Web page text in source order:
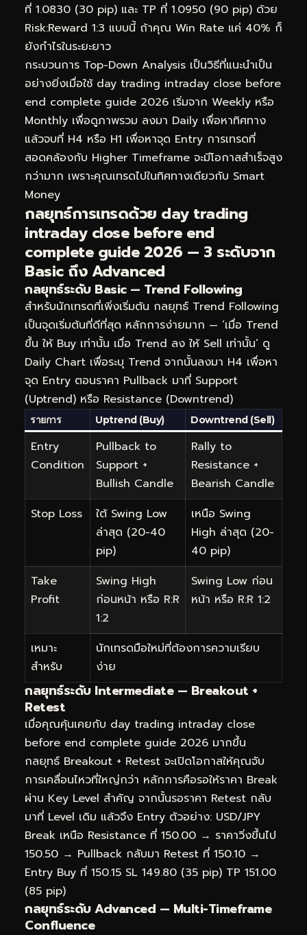
ที่ 1.0830 (30 pip) และ TP ที่ 1.0950 (90 pip) ด้วย
Risk:Reward 1:3 แบบนี้ ถ้าคุณ Win Rate แค่ 40% ก็
ยังกำไรในระยะยาว
กระบวนการ Top-Down Analysis เป็นวิธีที่แนะนำเป็น
อย่างยิ่งเมื่อใช้ day trading intraday close before
end complete guide 2026 เริ่มจาก Weekly หรือ
Monthly เพื่อดูภาพรวม ลงมา Daily เพื่อหาทิศทาง
แล้วจบที่ H4 หรือ H1 เพื่อหาจุด Entry การเทรดที่
สอดคล้องกับ Higher Timeframe จะมีโอกาสสำเร็จสูง
กว่ามาก เพราะคุณเทรดไปในทิศทางเดียวกับ Smart
Money
กลยุทธ์การเทรดด้วย day trading
intraday close before end
complete guide 2026 — 3 ระดับจาก
Basic ถึง Advanced
กลยุทธ์ระดับ Basic — Trend Following
สำหรับนักเทรดที่เพิ่งเริ่มต้น กลยุทธ์ Trend Following
เป็นจุดเริ่มต้นที่ดีที่สุด หลักการง่ายมาก — ‘เมื่อ Trend
ขึ้น ให้ Buy เท่านั้น เมื่อ Trend ลง ให้ Sell เท่านั้น’ ดู
Daily Chart เพื่อระบุ Trend จากนั้นลงมา H4 เพื่อหา
จุด Entry ตอนราคา Pullback มาที่ Support
(Uptrend) หรือ Resistance (Downtrend)
รายการ Uptrend (Buy) Downtrend (Sell)
Entry
Condition
Pullback to
Support +
Bullish Candle
Rally to
Resistance +
Bearish Candle
Stop Loss
ใต้ Swing Low
ล่าสุด (20-40
pip)
เหนือ Swing
High ล่าสุด (20-
40 pip)
Take
Profit
Swing High
ก่อนหน้า หรือ R:R
1:2
Swing Low ก่อน
หน้า หรือ R:R 1:2
เหมาะ
สำหรับ
นักเทรดมือใหม่ที่ต้องการความเรียบ
ง่าย
กลยุทธ์ระดับ Intermediate — Breakout +
Retest
เมื่อคุณคุ้นเคยกับ day trading intraday close
before end complete guide 2026 มากขึ้น
กลยุทธ์ Breakout + Retest จะเปิดโอกาสให้คุณจับ
การเคลื่อนไหวที่ใหญ่กว่า หลักการคือรอให้ราคา Break
ผ่าน Key Level สำคัญ จากนั้นรอราคา Retest กลับ
มาที่ Level เดิม แล้วจึง Entry ตัวอย่าง: USD/JPY
Break เหนือ Resistance ที่ 150.00 → ราคาวิ่งขึ้นไป
150.50 → Pullback กลับมา Retest ที่ 150.10 →
Entry Buy ที่ 150.15 SL 149.80 (35 pip) TP 151.00
(85 pip)
กลยุทธ์ระดับ Advanced — Multi-Timeframe
Confluence